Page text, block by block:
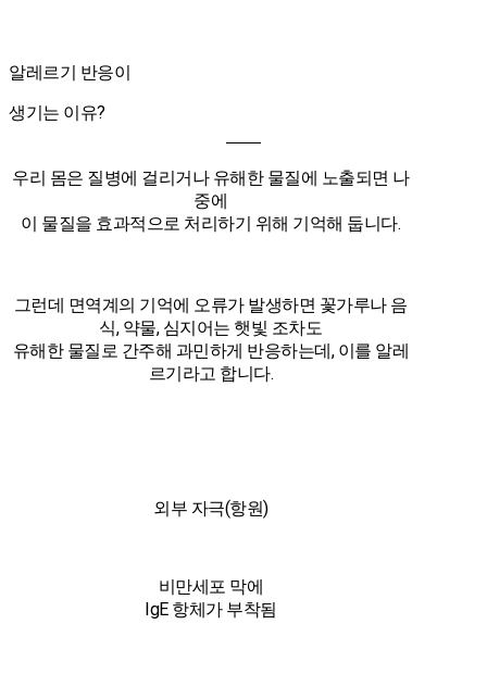
알레르기 반응이
생기는 이유?
우리 몸은 질병에 걸리거나 유해한 물질에 노출되면 나
중에
이 물질을 효과적으로 처리하기 위해 기억해 둡니다.
그런데 면역계의 기억에 오류가 발생하면 꽃가루나 음
식, 약물, 심지어는 햇빛 조차도
유해한 물질로 간주해 과민하게 반응하는데, 이를 알레
르기라고 합니다.
외부 자극(항원)
비만세포 막에
IgE 항체가 부착됨